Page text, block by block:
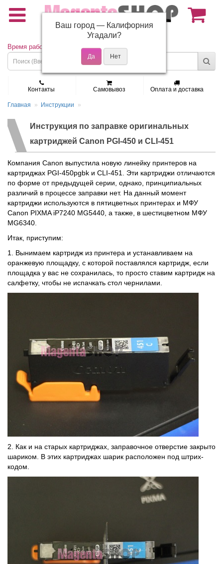
(495) 150-01-37
Время работы: Пн - Пт 9:30 - 19:00
Контакты Самовывоз Оплата и доставка
Главная Инструкции
Инструкция по заправке оригинальных
картриджей Canon PGI-450 и CLI-451
Компания Canon выпустила новую линейку принтеров на
картриджах PGI-450pgbk и CLI-451. Эти картриджи отличаются
по форме от предыдущей серии, однако, принципиальных
различий в процессе заправки нет. На данный момент
картриджи используются в пятицветных принтерах и МФУ
Canon PIXMA iP7240 MG5440, а также, в шестицветном МФУ
MG6340.
Итак, приступим:
1. Вынимаем картридж из принтера и устанавливаем на
оранжевую площадку, с которой поставлялся картридж, если
площадка у вас не сохранилась, то просто ставим картридж на
салфетку, чтобы не испачкать стол чернилами.
2. Как и на старых картриджах, заправочное отверстие закрыто
шариком. В этих картриджах шарик расположен под штрих-
кодом.
Ваш город — Калифорния
Угадали?